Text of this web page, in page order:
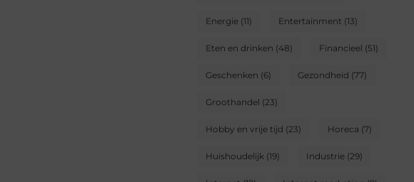
Energie (11) Entertainment (13)
Eten en drinken (48) Financieel (51)
Geschenken (6) Gezondheid (77)
Groothandel (23)
Hobby en vrije tijd (23) Horeca (7)
Huishoudelijk (19) Industrie (29)